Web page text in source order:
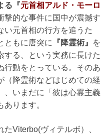
る『元首相アルド・モーロ
撃的な事件に国中が震撼す
い元首相の行方を追うた
ともに唐突に
『降霊術』
を
する、という実務に長けた
行動をとっている。そのあ
（降霊術などはじめての経
、いまだに「彼は心霊主義
ります。
Viterbo(ヴィテルボ）、